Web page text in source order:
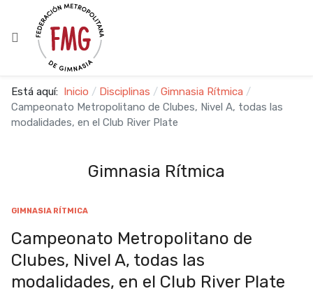
Está aquí: Inicio Disciplinas
Gimnasia Rítmica
Campeonato Metropolitano de Clubes, Nivel A, todas las
modalidades, en el Club River Plate
Gimnasia Rítmica
GIMNASIA RÍTMICA
Campeonato Metropolitano de
Clubes, Nivel A, todas las
modalidades, en el Club River Plate